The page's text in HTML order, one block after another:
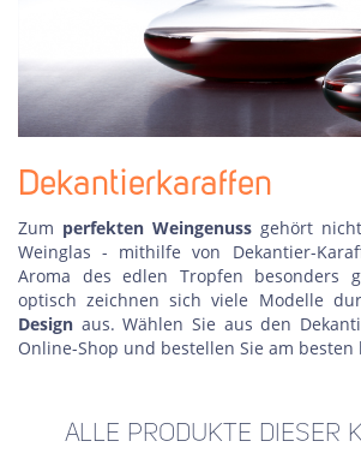
Dekantierkaraffen
Zum perfekten Weingenuss gehört
Weinglas - mithilfe von Dekantier-
Aroma des edlen Tropfen besonders
optisch zeichnen sich viele Modelle
Design aus. Wählen Sie aus den
Online-Shop und bestellen Sie am
ALLE PRODUKTE DIESER